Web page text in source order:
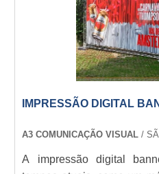
reforçado para maior
IMPRESSÃO DIGITAL
A3 COMUNICAÇÃO VISUAL /
A impressão digital